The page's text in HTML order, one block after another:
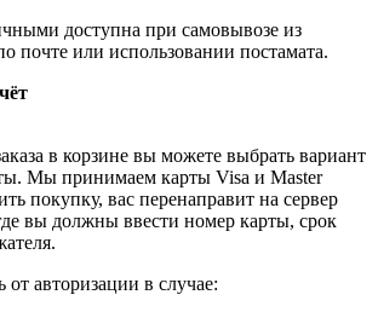
доступна при самовывозе из
почте или использовании постамата.
в корзине вы можете выбрать вариант
Мы принимаем карты Visa и Master
покупку, вас перенаправит на сервер
вы должны ввести номер карты, срок
от авторизации в случае: